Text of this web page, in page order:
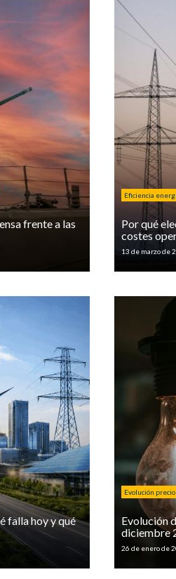
frente a las
Eficiencia
Por qué
costes
13 de marzo de
falla hoy y qué
Evolución
Evolución
diciembre
26 de enero de